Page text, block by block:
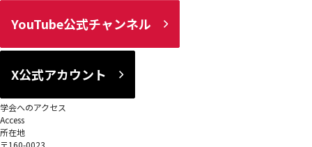
YouTube公式チャンネル
X公式アカウント
学会へのアクセス
Access
所在地
〒160-0023